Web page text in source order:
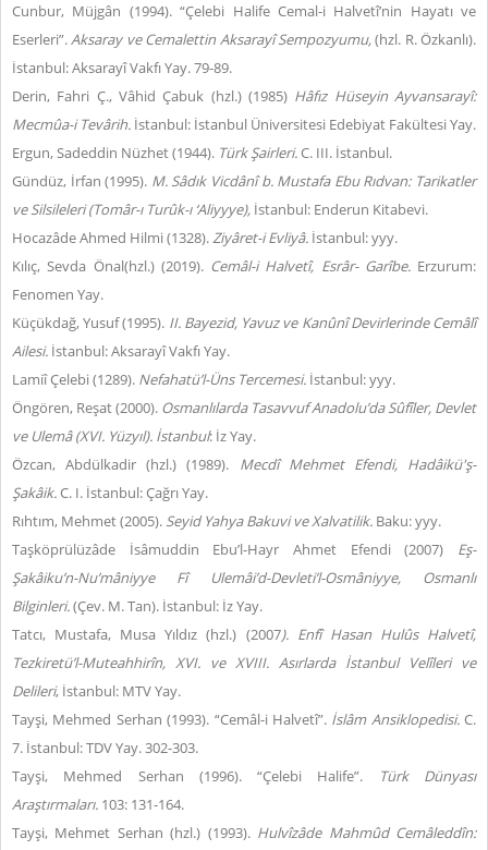
Cunbur, Müjgân (1994). “Çelebi Halife Cemal-i Halvetî’nin Hayatı ve
Eserleri”.Aksaray ve Cemalettin Aksarayî Sempozyumu,(hzl. R. Özkanlı).
İstanbul: Aksarayî Vakfı Yay. 79-89.
Derin, Fahri Ç., Vâhid Çabuk (hzl.) (1985) Hâfız Hüseyin Ayvansarayî:
Mecmûa-i Tevârih. İstanbul: İstanbul Üniversitesi Edebiyat Fakültesi Yay.
Ergun, Sadeddin Nüzhet (1944). Türk Şairleri.C. III. İstanbul.
Gündüz, İrfan (1995). M. Sâdık Vicdânî b. Mustafa Ebu Rıdvan: Tarikatler
ve Silsileleri (Tomâr-ı Turûk-ı ‘Aliyyye), İstanbul: Enderun Kitabevi.
Hocazâde Ahmed Hilmi (1328).Ziyâret-i Evliyâ. İstanbul: yyy.
Kılıç, Sevda Önal(hzl.) (2019). Cemâl-i Halvetî, Esrâr- Garîbe.Erzurum:
Fenomen Yay.
Küçükdağ, Yusuf (1995). II. Bayezid, Yavuz ve Kanûnî Devirlerinde Cemâlî
Ailesi. İstanbul: Aksarayî Vakfı Yay.
Lamiî Çelebi (1289). Nefahatü’l-Üns Tercemesi. İstanbul: yyy.
Öngören, Reşat (2000). Osmanlılarda Tasavvuf Anadolu’da Sûfîler, Devlet
ve Ulemâ (XVI. Yüzyıl). İstanbul: İz Yay.
Özcan, Abdülkadir (hzl.) (1989). Mecdî Mehmet Efendi, Hadâikü'ş-
Şakâik.C. I. İstanbul: Çağrı Yay.
Rıhtım, Mehmet (2005). Seyid Yahya Bakuvi ve Xalvatilik. Baku: yyy.
Taşköprülüzâde İsâmuddin Ebu’l-Hayr Ahmet Efendi (2007) Eş-
Şakâiku’n-Nu’mâniyye Fî Ulemâi’d-Devleti’l-Osmâniyye, Osmanlı
Bilginleri.(Çev. M. Tan). İstanbul: İz Yay.
Tatcı, Mustafa, Musa Yıldız (hzl.) (2007). Enfî Hasan Hulûs Halvetî,
Tezkiretü’l-Muteahhirîn, XVI. ve XVIII. Asırlarda İstanbul Velîleri ve
Delileri, İstanbul: MTV Yay.
Tayşi, Mehmed Serhan (1993). “Cemâl-i Halvetî”. İslâm Ansiklopedisi.C.
7. İstanbul: TDV Yay. 302-303.
Tayşi, Mehmed Serhan (1996). “Çelebi Halife”.
Türk Dünyası
Araştırmaları. 103: 131-164.
Tayşi, Mehmet Serhan (hzl.) (1993). Hulvîzâde Mahmûd Cemâleddîn: